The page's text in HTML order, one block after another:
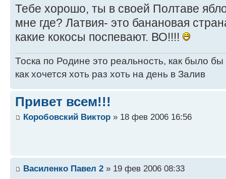
Тебе хорошо, ты в своей Полтаве
мне где? Латвия- это банановая
какие кокосы поспевают. ВО!!!!
Тоска по Родине это реальность, как было
как хочется хоть раз хоть на день в Залив
Привет всем!!!
Коробовский Виктор » 18 фев 2006 16:56
Василенко Павел 2 » 19 фев 2006 08:33